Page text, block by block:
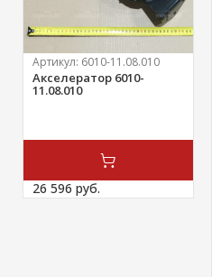
Артикул: 6010-11.08.010
Акселератор 6010-
11.08.010
26 596 руб.